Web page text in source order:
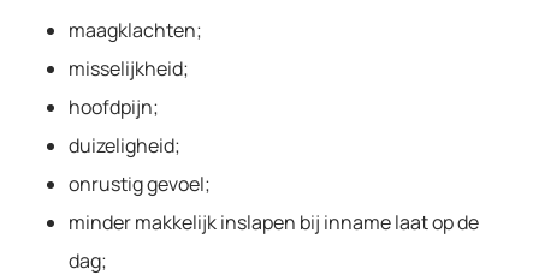
maagklachten;
misselijkheid;
hoofdpijn;
duizeligheid;
onrustig gevoel;
minder makkelijk inslapen bij inname laat op de
dag;